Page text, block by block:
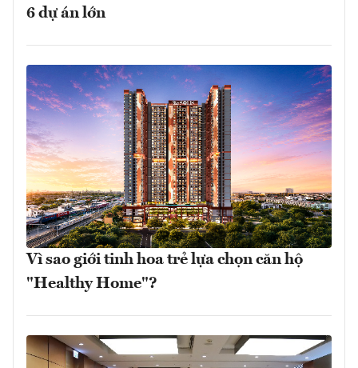
6 dự án lớn
Vì sao giới tinh hoa trẻ lựa chọn căn hộ
"Healthy Home"?